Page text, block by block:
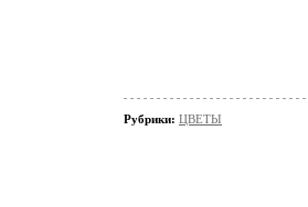
Рубрики: ЦВЕТЫ